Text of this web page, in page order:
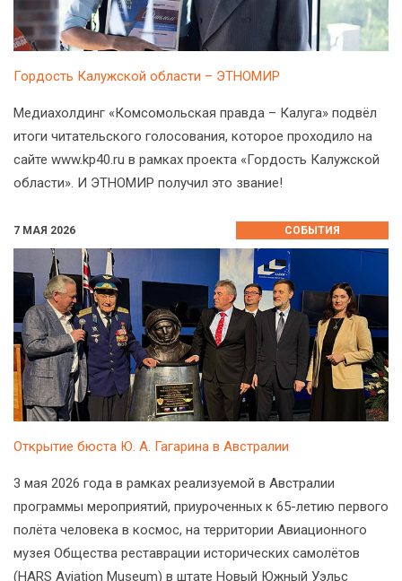
Гордость Калужской области – ЭТНОМИР
Медиахолдинг «Комсомольская правда – Калуга» подвёл
итоги читательского голосования, которое проходило на
сайте www.kp40.ru в рамках проекта «Гордость Калужской
области». И ЭТНОМИР получил это звание!
7 МАЯ 2026 СОБЫТИЯ
Открытие бюста Ю. А. Гагарина в Австралии
3 мая 2026 года в рамках реализуемой в Австралии
программы мероприятий, приуроченных к 65-летию первого
полёта человека в космос, на территории Авиационного
музея Общества реставрации исторических самолётов
(HARS Aviation Museum) в штате Новый Южный Уэльс